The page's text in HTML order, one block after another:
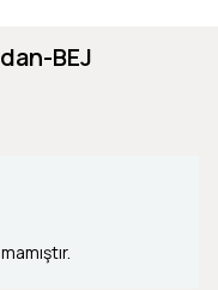
BEJ